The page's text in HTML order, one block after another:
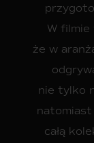
W filmie
że w
nie tylko
całą